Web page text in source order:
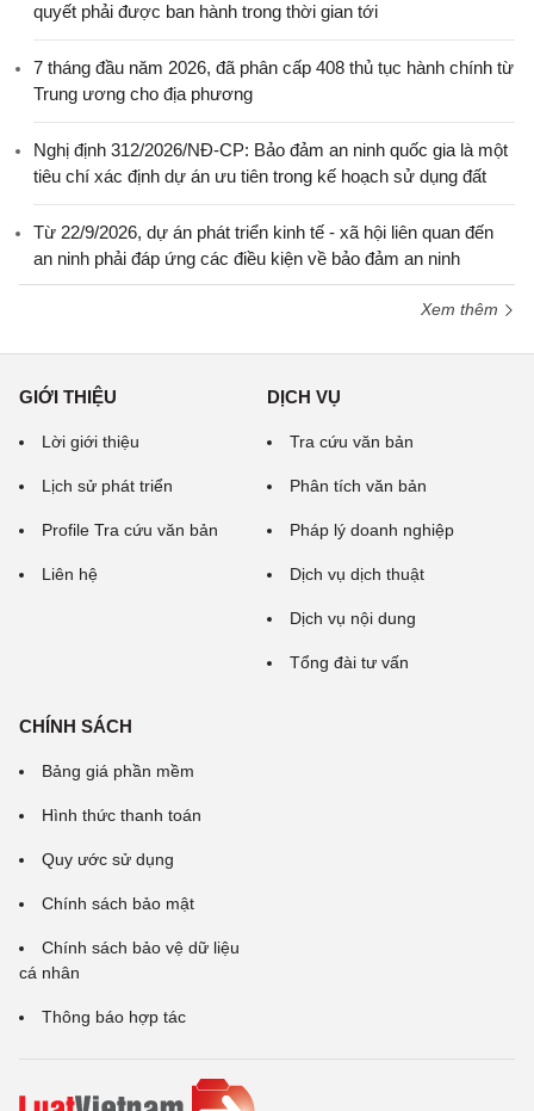
quyết phải được ban hành trong thời gian tới
7 tháng đầu năm 2026, đã phân cấp 408 thủ tục hành chính từ
Trung ương cho địa phương
Nghị định 312/2026/NĐ-CP: Bảo đảm an ninh quốc gia là một
tiêu chí xác định dự án ưu tiên trong kế hoạch sử dụng đất
Từ 22/9/2026, dự án phát triển kinh tế - xã hội liên quan đến
an ninh phải đáp ứng các điều kiện về bảo đảm an ninh
Xem thêm
GIỚI THIỆU
Lời giới thiệu
Lịch sử phát triển
Profile Tra cứu văn bản
Liên hệ
DỊCH VỤ
Tra cứu văn bản
Phân tích văn bản
Pháp lý doanh nghiệp
Dịch vụ dịch thuật
Dịch vụ nội dung
Tổng đài tư vấn
CHÍNH SÁCH
Bảng giá phần mềm
Hình thức thanh toán
Quy ước sử dụng
Chính sách bảo mật
Chính sách bảo vệ dữ liệu
cá nhân
Thông báo hợp tác